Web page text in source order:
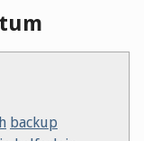
backup